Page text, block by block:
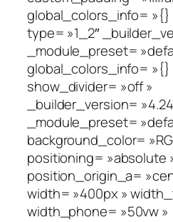
global_colors_info=
type= »1_2″
_module_preset=
global_colors_info=
show_divider= »off »
_builder_version=
_module_preset=
background_color=
positioning= »absolute
position_origin_a=
width= »400px »
width_phone= »50vw »